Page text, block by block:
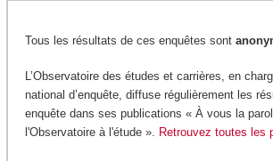
Tous les résultats de ces enquêtes sont
L’Observatoire des études et carrières, en
national d’enquête, diffuse régulièrement les
enquête dans ses publications « À vous la
l'Observatoire à l'étude ». Retrouvez toutes les